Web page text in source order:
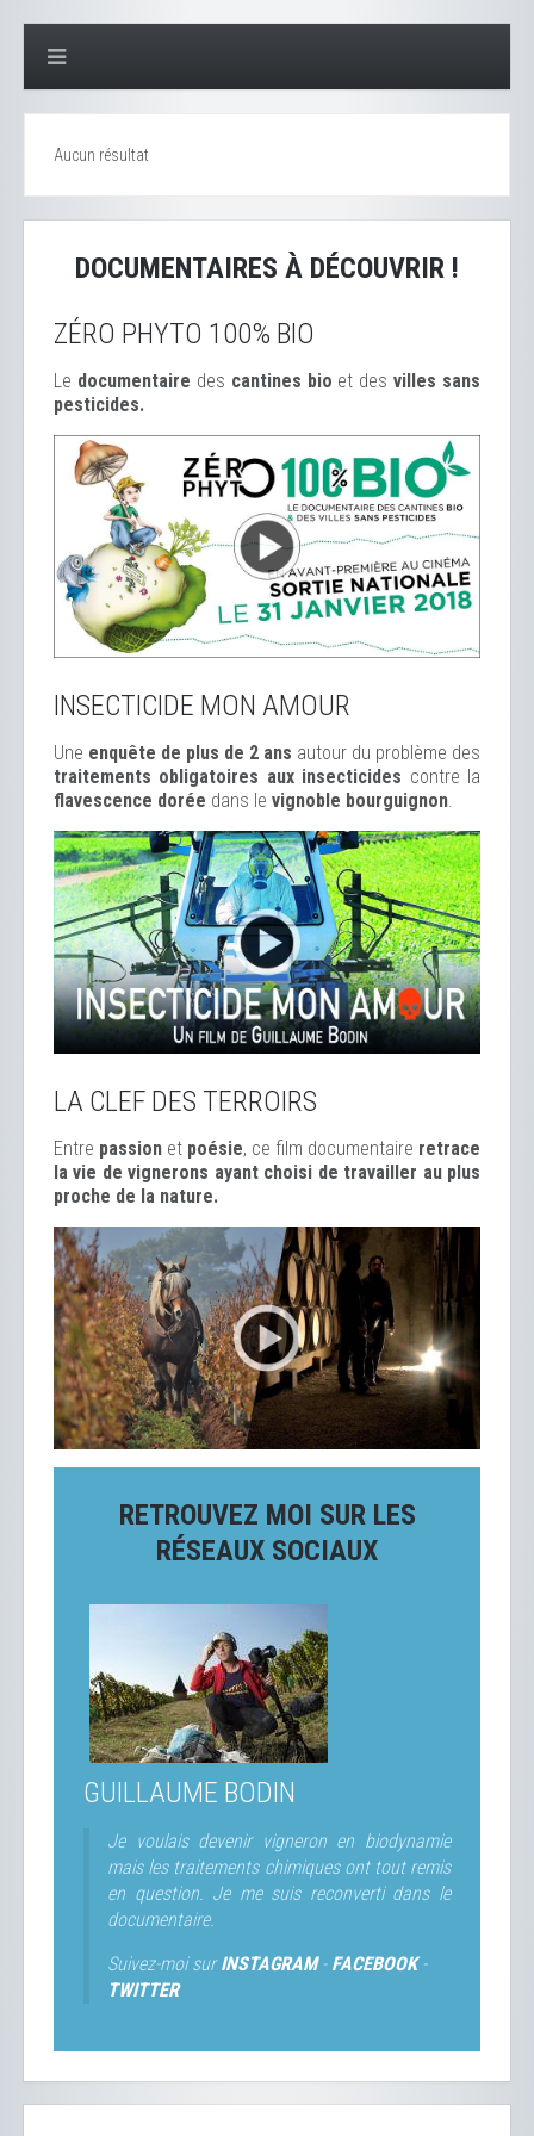
Aucun résultat
DOCUMENTAIRES À DÉCOUVRIR !
ZÉRO PHYTO 100% BIO
Le documentaire des cantines bio et desvilles sans
pesticides.
INSECTICIDE MON AMOUR
Une enquête de plus de 2 ans autour du problème des
traitements obligatoires aux insecticides contre la
flavescence dorée dans le vignoble bourguignon.
LA CLEF DES TERROIRS
Entre passion et poésie, ce film documentaire retrace
la vie de vignerons ayant choisi de travailler au plus
proche de la nature.
RETROUVEZ MOI SUR LES
RÉSEAUX SOCIAUX
GUILLAUME BODIN
Je voulais devenir vigneron en biodynamie
mais les traitements chimiques ont tout remis
en question. Je me suis reconverti dans le
documentaire.
Suivez-moi surINSTAGRAM- FACEBOOK-
TWITTER